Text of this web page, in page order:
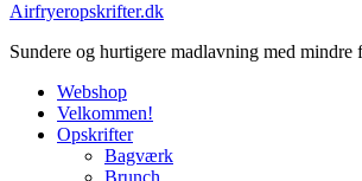
indhold
Airfryeropskrifter.dk
Sundere og hurtigere madlavning med mindre
Webshop
Velkommen!
Opskrifter
Bagværk
Brunch